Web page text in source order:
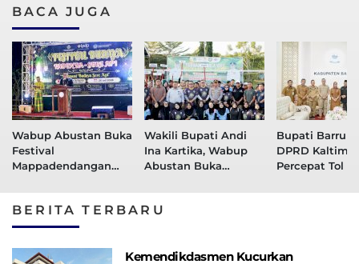
BACA JUGA
Wabup Abustan Buka
Festival
Mappadendangan
Wakili Bupati Andi
Ina Kartika, Wabup
Abustan Buka
Bupati Barru
DPRD Kaltim,
Percepat Tol
BERITA TERBARU
Kemendikdasmen Kucurkan